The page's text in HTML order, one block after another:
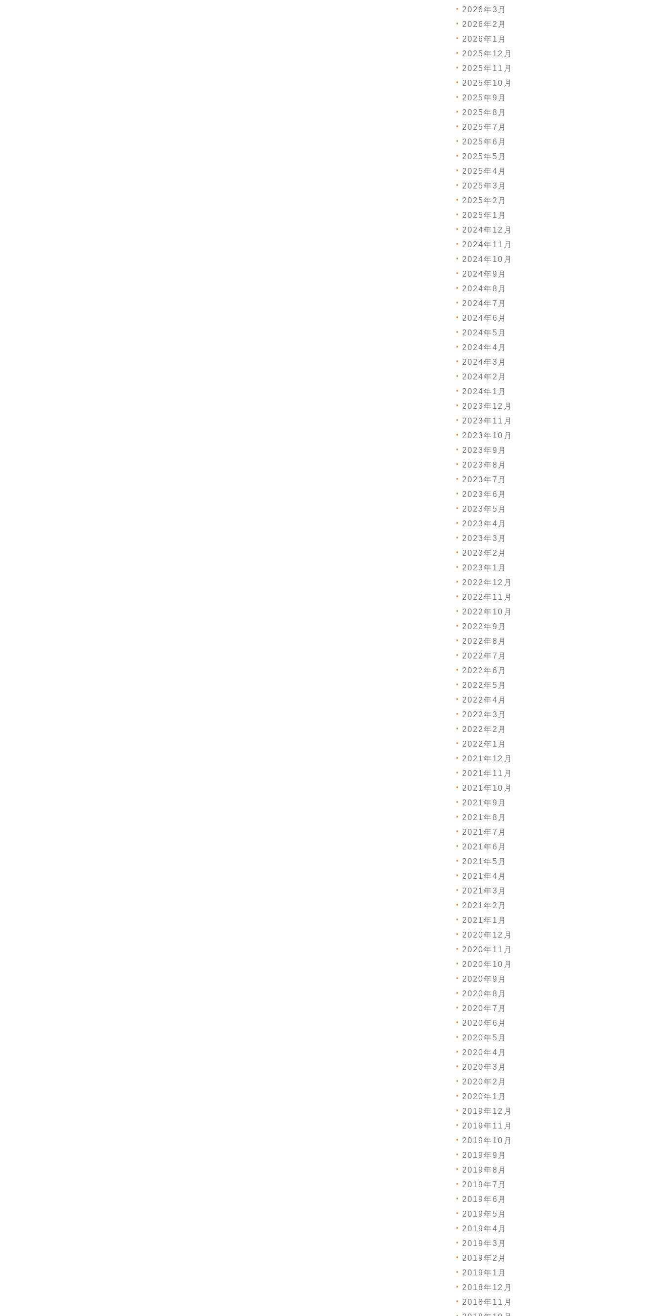
2026年3月
2026年2月
2026年1月
2025年12月
2025年11月
2025年10月
2025年9月
2025年8月
2025年7月
2025年6月
2025年5月
2025年4月
2025年3月
2025年2月
2025年1月
2024年12月
2024年11月
2024年10月
2024年9月
2024年8月
2024年7月
2024年6月
2024年5月
2024年4月
2024年3月
2024年2月
2024年1月
2023年12月
2023年11月
2023年10月
2023年9月
2023年8月
2023年7月
2023年6月
2023年5月
2023年4月
2023年3月
2023年2月
2023年1月
2022年12月
2022年11月
2022年10月
2022年9月
2022年8月
2022年7月
2022年6月
2022年5月
2022年4月
2022年3月
2022年2月
2022年1月
2021年12月
2021年11月
2021年10月
2021年9月
2021年8月
2021年7月
2021年6月
2021年5月
2021年4月
2021年3月
2021年2月
2021年1月
2020年12月
2020年11月
2020年10月
2020年9月
2020年8月
2020年7月
2020年6月
2020年5月
2020年4月
2020年3月
2020年2月
2020年1月
2019年12月
2019年11月
2019年10月
2019年9月
2019年8月
2019年7月
2019年6月
2019年5月
2019年4月
2019年3月
2019年2月
2019年1月
2018年12月
2018年11月